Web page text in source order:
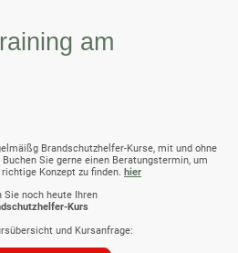
am
Brandschutzhelfer-Kurse, mit und ohne
Sie gerne einen Beratungstermin, um
Konzept zu finden. hier
Sie noch heute Ihren
Kurs
und Kursanfrage: